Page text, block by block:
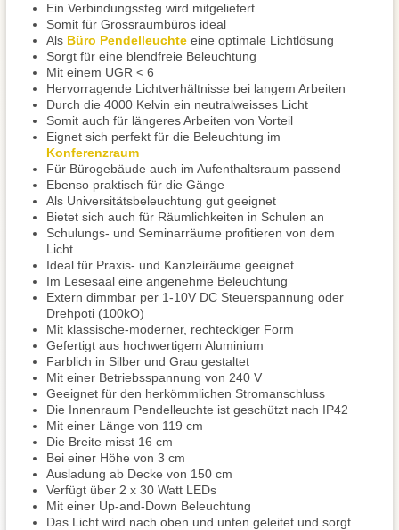
Ein Verbindungssteg wird mitgeliefert
Somit für Grossraumbüros ideal
Als Büro Pendelleuchte eine optimale Lichtlösung
Sorgt für eine blendfreie Beleuchtung
Mit einem UGR < 6
Hervorragende Lichtverhältnisse bei langem Arbeiten
Durch die 4000 Kelvin ein neutralweisses Licht
Somit auch für längeres Arbeiten von Vorteil
Eignet sich perfekt für die Beleuchtung im
Konferenzraum
Für Bürogebäude auch im Aufenthaltsraum passend
Ebenso praktisch für die Gänge
Als Universitätsbeleuchtung gut geeignet
Bietet sich auch für Räumlichkeiten in Schulen an
Schulungs- und Seminarräume profitieren von dem
Licht
Ideal für Praxis- und Kanzleiräume geeignet
Im Lesesaal eine angenehme Beleuchtung
Extern dimmbar per 1-10V DC Steuerspannung oder
Drehpoti (100kO)
Mit klassische-moderner, rechteckiger Form
Gefertigt aus hochwertigem Aluminium
Farblich in Silber und Grau gestaltet
Mit einer Betriebsspannung von 240 V
Geeignet für den herkömmlichen Stromanschluss
Die Innenraum Pendelleuchte ist geschützt nach IP42
Mit einer Länge von 119 cm
Die Breite misst 16 cm
Bei einer Höhe von 3 cm
Ausladung ab Decke von 150 cm
Verfügt über 2 x 30 Watt LEDs
Mit einer Up-and-Down Beleuchtung
Das Licht wird nach oben und unten geleitet und sorgt